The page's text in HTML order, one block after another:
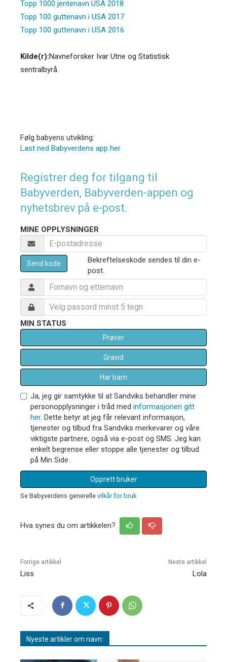
Topp 1000 jentenavn USA 2018
Topp 100 guttenavn i USA 2017
Topp 100 guttenavn i USA 2016
Kilde(r):Navneforsker Ivar Utne og Statistisk
sentralbyrå.
Følg babyens utvikling:
Last ned Babyverdens app her
Registrer deg for tilgang til
Babyverden, Babyverden-appen og
nyhetsbrev på e-post.
MINE OPPLYSNINGER
Send kode
Bekreftelseskode sendes til din e-
post.
MIN STATUS
Prøver
Gravid
Har barn
Ja, jeg gir samtykke til at Sandviks behandler mine
personopplysninger i tråd med informasjonen gitt
her. Dette betyr at jeg får relevant informasjon,
tjenester og tilbud fra Sandviks merkevarer og våre
viktigste partnere, også via e-post og SMS. Jeg kan
enkelt begrense eller stoppe alle tjenester og tilbud
på Min Side.
Opprett bruker
Se Babyverdens generelle vilkår for bruk
Hva synes du om artikkelen?
Forrige artikkel
Liss
Neste artikkel
Lola
Nyeste artikler om navn: